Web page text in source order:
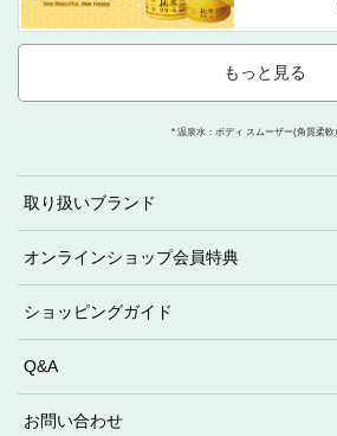
もっと見る
* 温泉水：ボディ スムーザー(角質柔
取り扱いブランド
オンラインショップ会員特典
ショッピングガイド
Q&A
お問い合わせ